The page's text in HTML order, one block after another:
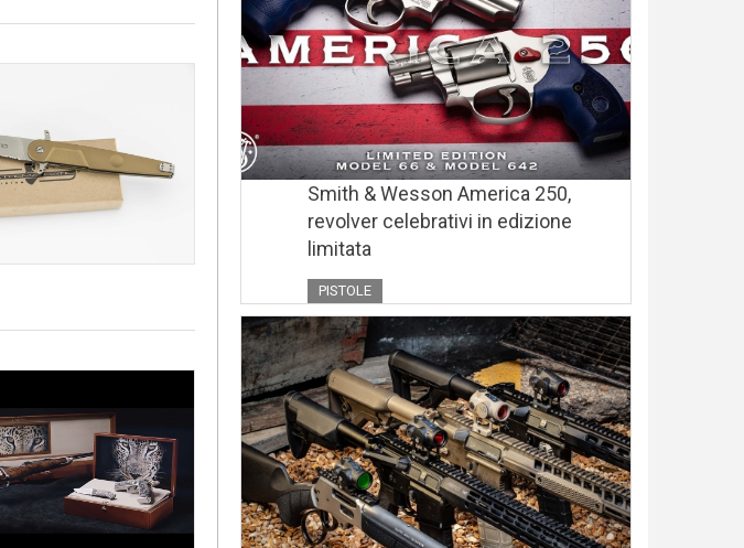
Smith & Wesson America 250,
revolver celebrativi in edizione
limitata
PISTOLE